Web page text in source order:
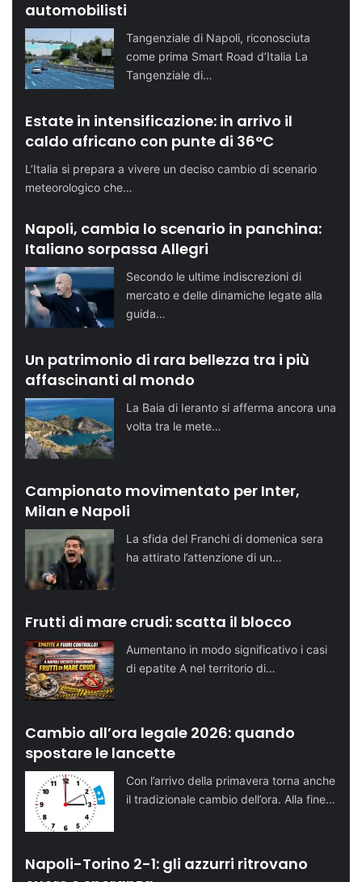
automobilisti
Tangenziale di Napoli, riconosciuta
come prima Smart Road d’Italia La
Tangenziale di…
Estate in intensificazione: in arrivo il
caldo africano con punte di 36°C
L’Italia si prepara a vivere un deciso cambio di scenario
meteorologico che…
Napoli, cambia lo scenario in panchina:
Italiano sorpassa Allegri
Secondo le ultime indiscrezioni di
mercato e delle dinamiche legate alla
guida…
Un patrimonio di rara bellezza tra i più
affascinanti al mondo
La Baia di Ieranto si afferma ancora una
volta tra le mete…
Campionato movimentato per Inter,
Milan e Napoli
La sfida del Franchi di domenica sera
ha attirato l’attenzione di un…
Frutti di mare crudi: scatta il blocco
Aumentano in modo significativo i casi
di epatite A nel territorio di…
Cambio all’ora legale 2026: quando
spostare le lancette
Con l’arrivo della primavera torna anche
il tradizionale cambio dell’ora. Alla fine…
Napoli-Torino 2-1: gli azzurri ritrovano